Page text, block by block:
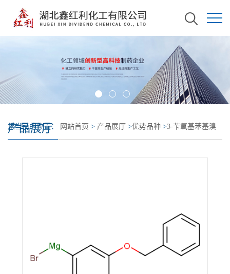
产品展厅
您当前的位置： 网站首页 > 产品展厅 >优势品种 >3-苄氧基苯基溴